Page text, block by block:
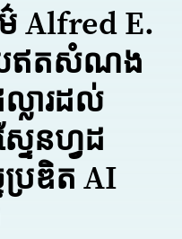
Alfred E.
យឥតសំណង
លារដល់
ទែនហ្វដ
ប្រឌិត AI